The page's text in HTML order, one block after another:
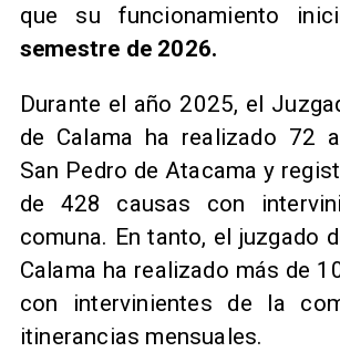
que su funcionamiento
semestre de 2026.
​Durante el año 2025, el
de Calama ha realizado 72
San Pedro de Atacama y
de 428 causas con
comuna. En tanto, el juzgado
Calama ha realizado más de
con intervinientes de la
itinerancias mensuales.